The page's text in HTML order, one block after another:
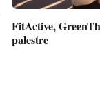
FitActive,
palestre